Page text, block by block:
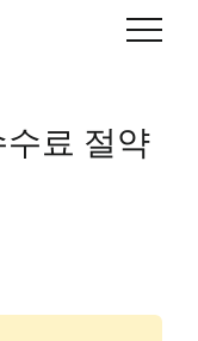
료 절약